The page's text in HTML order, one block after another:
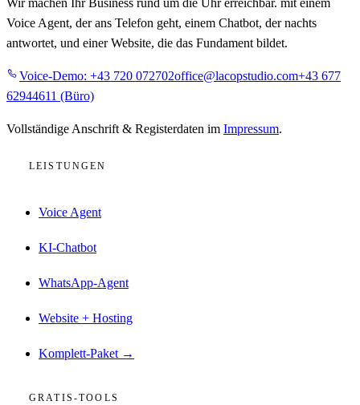
Wir machen Ihr Business rund um die Uhr erreichbar. mit einem
Voice Agent, der ans Telefon geht, einem Chatbot, der nachts
antwortet, und einer Website, die das Fundament bildet.
Voice-Demo: +43 720 072702office@lacopstudio.com+43 677
62944611 (Büro)
Vollständige Anschrift & Registerdaten im Impressum.
LEISTUNGEN
Voice Agent
KI-Chatbot
WhatsApp-Agent
Website + Hosting
Komplett-Paket →
GRATIS-TOOLS